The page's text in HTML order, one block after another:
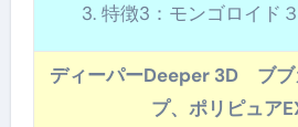
特徴3：モンゴロイド
ディーパーDeeper 3D ブブカ、チャップアッ
プ、ポリピュア